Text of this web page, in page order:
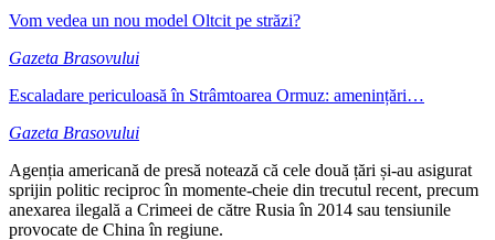
Vom vedea un nou model Oltcit pe străzi?
Gazeta Brasovului
Escaladare periculoasă în Strâmtoarea Ormuz: amenințări…
Gazeta Brasovului
Agenția americană de presă notează că cele două țări și-au asigurat
sprijin politic reciproc în momente-cheie din trecutul recent, precum
anexarea ilegală a Crimeei de către Rusia în 2014 sau tensiunile
provocate de China în regiune.